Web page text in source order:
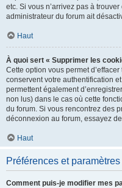
etc. Si vous n’arrivez pas à
administrateur du forum ait
Haut
À quoi sert « Supprimer les
Cette option vous permet
conservent votre authentification
permettent également
non lus) dans le cas où cette
du forum. Si vous rencontrez des
déconnexion au forum, essayez
Haut
Préférences et
Comment puis-je modifier mes